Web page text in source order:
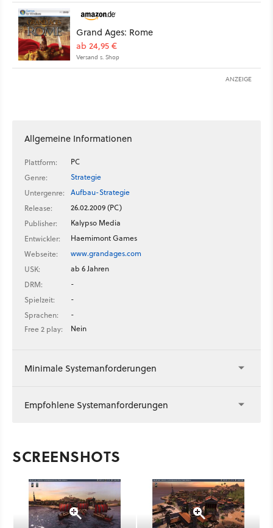
Grand Ages: Rome
ab 24,95 €
Versand s. Shop
ANZEIGE
Allgemeine Informationen
Plattform:
PC
Genre:
Strategie
Untergenre:
Aufbau-Strategie
Release:
26.02.2009 (PC)
Publisher:
Kalypso Media
Entwickler:
Haemimont Games
Webseite:
www.grandages.com
USK:
ab 6 Jahren
DRM:
-
Spielzeit:
-
Sprachen:
-
Free 2 play:
Nein
Minimale Systemanforderungen
Empfohlene Systemanforderungen
SCREENSHOTS